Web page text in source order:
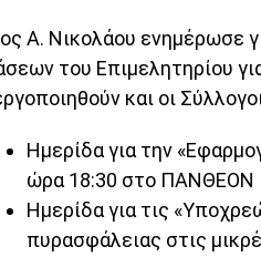
Α. Νικολάου ενημέρωσε
του Επιμελητηρίου
και οι
Ημερίδα για την
ώρα 18:30 στο ΠΑΝΘΕΟΝ
Ημερίδα για τις
πυρασφάλειας στις